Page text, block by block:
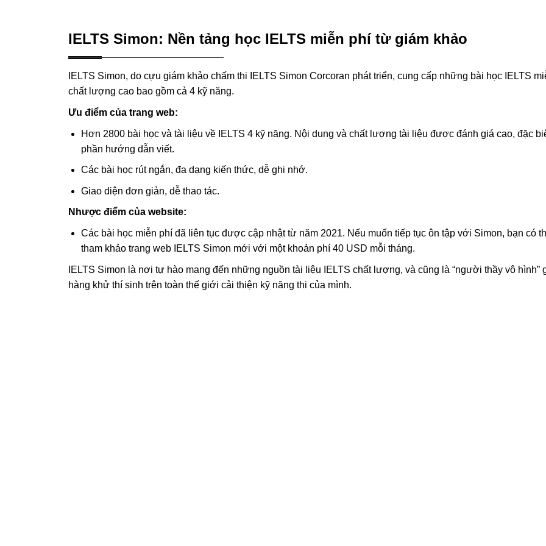
IELTS Simon: Nền tảng học IELTS miễn phí từ giám khảo
IELTS Simon, do cựu giám khảo chấm thi IELTS Simon Corcoran phát triển, cung cấp những bài học IELTS
chất lượng cao bao gồm cả 4 kỹ năng.
Ưu điểm của trang web:
Hơn 2800 bài học và tài liệu về IELTS 4 kỹ năng. Nội dung và chất lượng tài liệu được đánh giá cao, đặc
phần hướng dẫn viết.
Các bài học rút ngắn, đa dạng kiến ​​thức, dễ ghi nhớ.
Giao diện đơn giản, dễ thao tác.
Nhược điểm của website:
Các bài học miễn phí đã liên tục được cập nhật từ năm 2021. Nếu muốn tiếp tục ôn tập với Simon, bạn có
tham khảo trang web IELTS Simon mới với một khoản phí 40 USD mỗi tháng.
IELTS Simon là nơi tự hào mang đến những nguồn tài liệu IELTS chất lượng, và cũng là “người thầy vô hình”
hàng khử thí sinh trên toàn thế giới cải thiện kỹ năng thi của mình.